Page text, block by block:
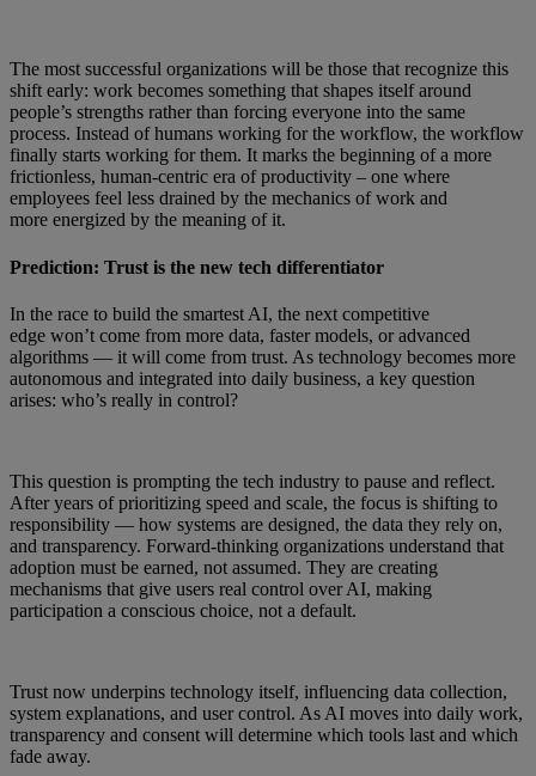
The most successful organizations will be those that recognize this
shift early: work becomes something that shapes itself around
people’s strengths rather than forcing everyone into the same
process. Instead of humans working for the workflow, the workflow
finally starts working for them. It marks the beginning of a more
frictionless, human-centric era of productivity – one where
employees feel less drained by the mechanics of work and
more energized by the meaning of it.
Prediction: Trust is the new tech differentiator
In the race to build the smartest AI, the next competitive
edge won’t come from more data, faster models, or advanced
algorithms — it will come from trust. As technology becomes more
autonomous and integrated into daily business, a key question
arises: who’s really in control?
This question is prompting the tech industry to pause and reflect.
After years of prioritizing speed and scale, the focus is shifting to
responsibility — how systems are designed, the data they rely on,
and transparency. Forward-thinking organizations understand that
adoption must be earned, not assumed. They are creating
mechanisms that give users real control over AI, making
participation a conscious choice, not a default.
Trust now underpins technology itself, influencing data collection,
system explanations, and user control. As AI moves into daily work,
transparency and consent will determine which tools last and which
fade away.